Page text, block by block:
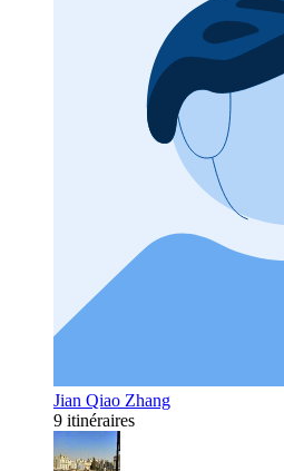
Jian Qiao Zhang
9 itinéraires